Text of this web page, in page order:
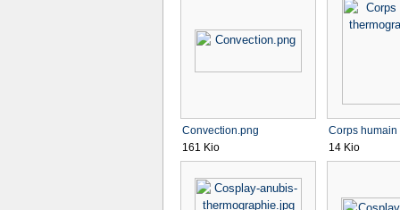
Convection.png
161 Kio
Corps humain
14 Kio